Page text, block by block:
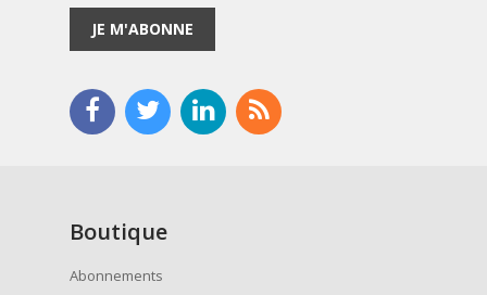
JE M'ABONNE
Boutique
Abonnements